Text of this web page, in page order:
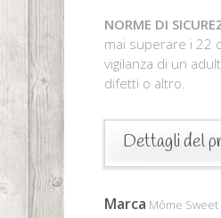
NORME DI
mai superare i 22
vigilanza di un
difetti o altro.
Dettagli del
Marca Môme